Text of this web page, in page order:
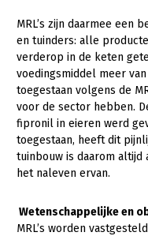
Bodem en water
Platteland en
Mens,
Internationaal
Sectoren
Dier
Geitenhouderij
MRL’s zijn daarmee een
en tuinders: alle
verderop in de keten
voedingsmiddel meer
toegestaan volgens de
voor de sector hebben.
fipronil in eieren werd
toegestaan, heeft dit
tuinbouw is daarom altijd
het naleven ervan.
Wetenschappelijke en
MRL’s worden